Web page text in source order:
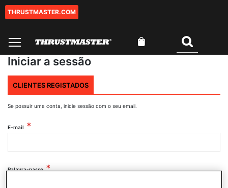
Conteúdo
THRUSTMASTER.COM
O Meu Carrinho
Iniciar a sessão
CLIENTES REGISTADOS
Se possuir uma conta, inicie sessão com o seu email.
E-mail
Palavra-passe